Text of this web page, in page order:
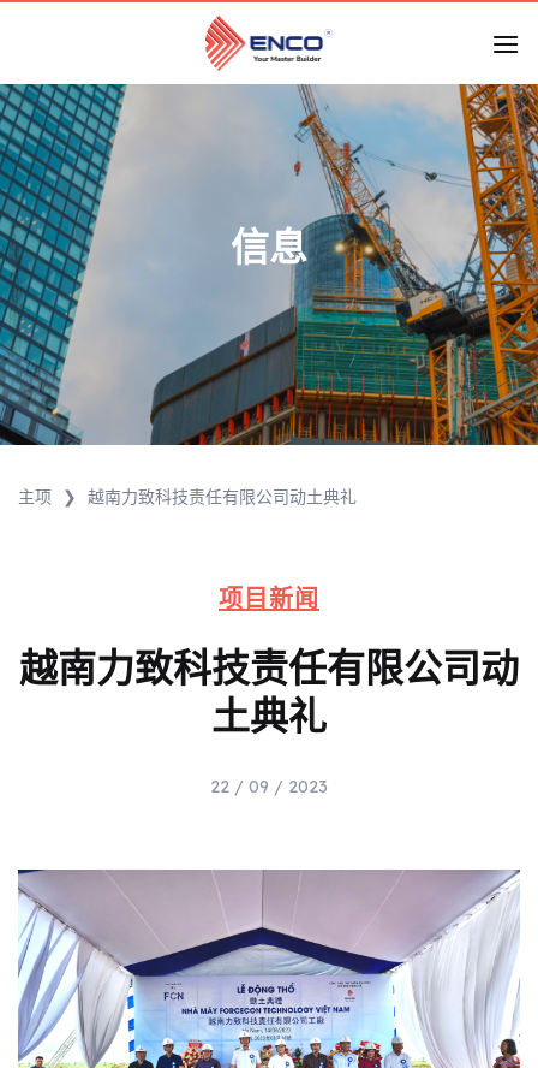
容
信息
主项 ❯ 越南力致科技责任有限公司动土典礼
项目新闻
越南力致科技责任有限公司动
土典礼
22 / 09 / 2023